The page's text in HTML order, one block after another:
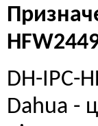
DH-IPC-
Dahua -